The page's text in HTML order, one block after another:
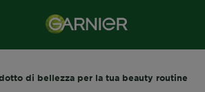
di bellezza per la tua beauty routine